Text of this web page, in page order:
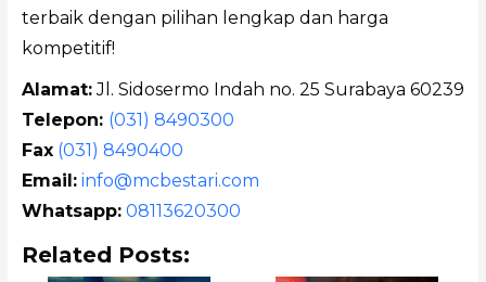
terbaik dengan pilihan lengkap dan harga
kompetitif!
Alamat:Jl. Sidosermo Indah no. 25 Surabaya 60239
Telepon: (031) 8490300
Fax (031) 8490400
Email: info@mcbestari.com
Whatsapp: 08113620300
Related Posts: